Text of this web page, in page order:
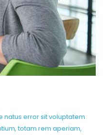
natus error sit voluptatem
totam rem aperiam,